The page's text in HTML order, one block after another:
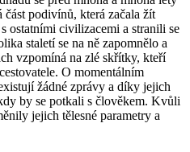
podivínů, která začala žít
ostatními civilizacemi a stranili se
staletí se na ně zapomnělo a
vzpomíná na zlé skřítky, kteří
O momentálním
žádné zprávy a díky jejich
by se potkali s člověkem. Kvůli
jejich tělesné parametry a